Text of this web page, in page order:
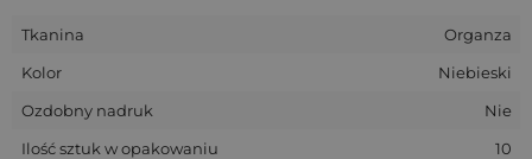
Tkanina
Organza
Kolor
Niebieski
Ozdobny nadruk
Nie
Ilość sztuk w opakowaniu
10